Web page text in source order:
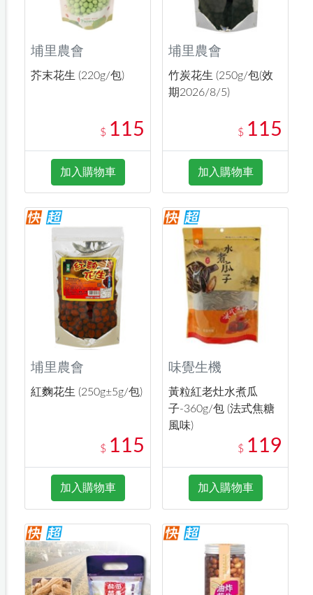
埔里農會
芥末花生 (220g/包)
$ 115
加入購物車
埔里農會
竹炭花生 (250g/包(效
期2026/8/5)
$ 115
加入購物車
埔里農會
紅麴花生 (250g±5g/包)
$ 115
加入購物車
味覺生機
黃粒紅老灶水煮瓜
子-360g/包 (法式焦糖
風味)
$ 119
加入購物車